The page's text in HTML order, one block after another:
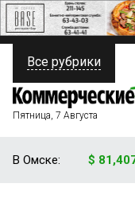
ПОЛИТИКА
ФИНАНСЫ
Все рубрики
Пятница, 7 Августа
В Омске: $